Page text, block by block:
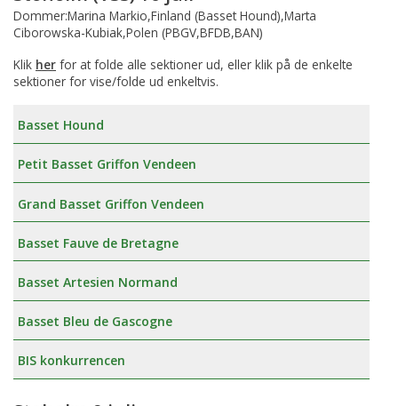
Dommer:Marina Markio,Finland (Basset Hound),Marta
Ciborowska-Kubiak,Polen (PBGV,BFDB,BAN)
Klik her for at folde alle sektioner ud, eller klik på de enkelte
sektioner for vise/folde ud enkeltvis.
Basset Hound
Petit Basset Griffon Vendeen
Grand Basset Griffon Vendeen
Basset Fauve de Bretagne
Basset Artesien Normand
Basset Bleu de Gascogne
BIS konkurrencen